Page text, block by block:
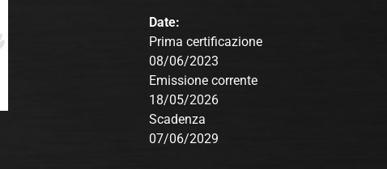
Date:
Prima certificazione
08/06/2023
Emissione corrente
18/05/2026
Scadenza
07/06/2029